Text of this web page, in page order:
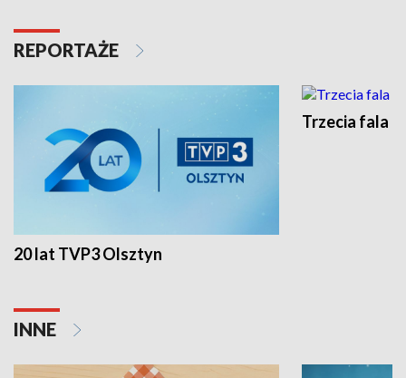
REPORTAŻE
20 lat TVP3 Olsztyn
Trzecia fala -
INNE